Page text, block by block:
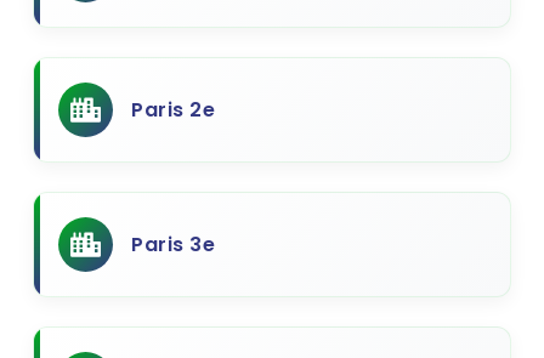
Paris 2e
Paris 3e